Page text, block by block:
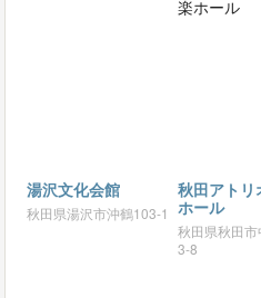
湯沢文化会館
秋田県湯沢市沖鶴103-1
秋田アトリ
ホール
秋田県秋田市
3-8